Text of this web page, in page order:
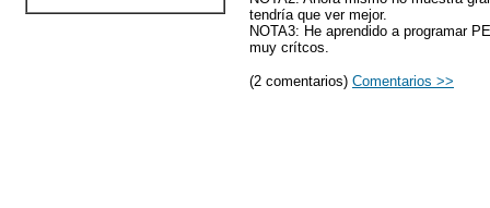
tendría que ver mejor.
NOTA3: He aprendido a programar
muy crítcos.
(2 comentarios) Comentarios >>